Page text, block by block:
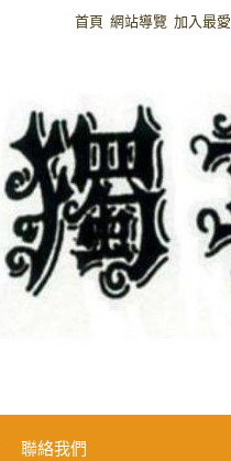
首頁 網站導覽 加入最愛
聯絡我們